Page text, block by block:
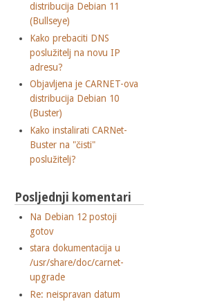
distribucija Debian 11
(Bullseye)
Kako prebaciti DNS
poslužitelj na novu IP
adresu?
Objavljena je CARNET-ova
distribucija Debian 10
(Buster)
Kako instalirati CARNet-
Buster na "čisti"
poslužitelj?
Posljednji komentari
Na Debian 12 postoji
gotov
stara dokumentacija u
/usr/share/doc/carnet-
upgrade
Re: neispravan datum